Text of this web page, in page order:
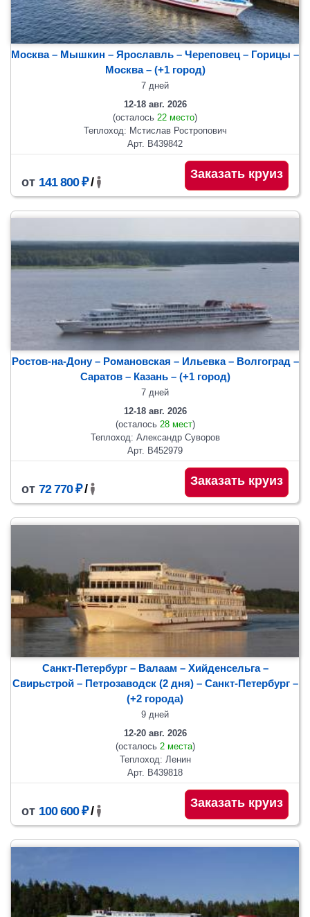
Москва – Мышкин – Ярославль – Череповец – Горицы –
Москва– (+1 город)
7 дней
12-18 авг. 2026
(осталось 22 место)
Теплоход: Мстислав Ростропович
Арт. В439842
от 141 800 ₽/
Заказать круиз
Ростов-на-Дону – Романовская – Ильевка – Волгоград –
Саратов– Казань – (+1 город)
7 дней
12-18 авг. 2026
(осталось 28 мест)
Теплоход: Александр Суворов
Арт. В452979
от 72 770 ₽/
Заказать круиз
Санкт-Петербург – Валаам – Хийденсельга –
Свирьстрой – Петрозаводск (2 дня)– Санкт-Петербург –
(+2 города)
9 дней
12-20 авг. 2026
(осталось 2 места)
Теплоход: Ленин
Арт. В439818
от 100 600 ₽/
Заказать круиз